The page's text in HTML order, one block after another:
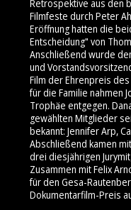
Retrospektive aus den
Filmfeste durch Peter
Eröffnung hatten die
Entscheidung" von
Anschließend wurde
und
Film der Ehrenpreis
für die Familie nahmen
Trophäe entgegen.
gewählten Mitglieder
bekannt: Jennifer Arp,
Abschließend kamen
drei diesjährigen
Zusammen mit Felix
für den Gesa-
Dokumentarfilm-Preis